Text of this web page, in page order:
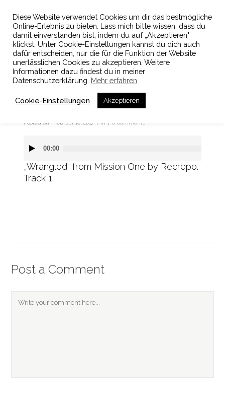
Wrangled
Wrangled
Posted on Februar 16, 2017 in 0 Comments
00:00
„Wrangled“ from Mission One by Recrepo.
Track 1.
Post a Comment
Diese Website verwendet Cookies um dir das bestmögliche
Online-Erlebnis zu bieten. Lass mich bitte wissen, dass du
damit einverstanden bist, indem du auf „Akzeptieren"
klickst. Unter Cookie-Einstellungen kannst du dich auch
dafür entscheiden, nur die für die Funktion der Website
unerlässlichen Cookies zu akzeptieren. Weitere
Informationen dazu findest du in meiner
Datenschutzerklärung. Mehr erfahren
Cookie-Einstellungen Akzeptieren